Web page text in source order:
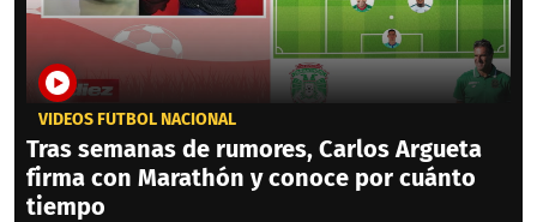
VIDEOS FÚTBOL NACIONAL
Tras semanas de rumores, Carlos Argueta
firma con Marathón y conoce por cuánto
tiempo